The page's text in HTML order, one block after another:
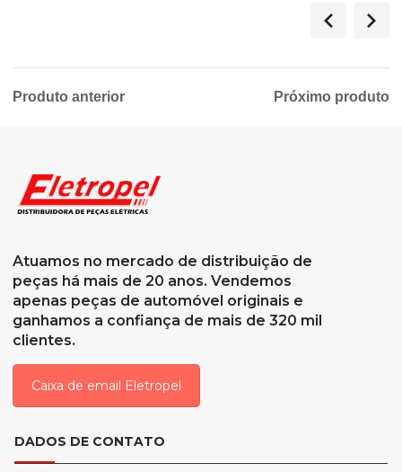
Produto anterior Próximo produto
Atuamos no mercado de distribuição de
peças há mais de 20 anos. Vendemos
apenas peças de automóvel originais e
ganhamos a confiança de mais de 320 mil
clientes.
Caixa de email Eletropel
DADOS DE CONTATO